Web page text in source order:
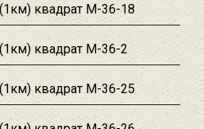
квадрат M-36-18
квадрат M-36-2
квадрат M-36-25